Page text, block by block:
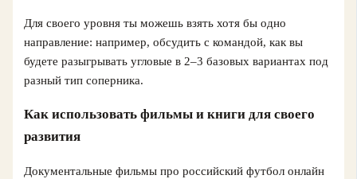
Для своего уровня ты можешь взять хотя бы одно
направление: например, обсудить с командой, как вы
будете разыгрывать угловые в 2–3 базовых вариантах под
разный тип соперника.
Как использовать фильмы и книги для своего
развития
Документальные фильмы про российский футбол онлайн